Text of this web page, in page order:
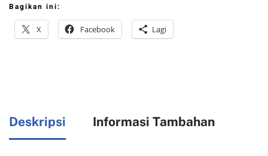
Bagikan ini:
X Facebook Lagi
Deskripsi Informasi Tambahan